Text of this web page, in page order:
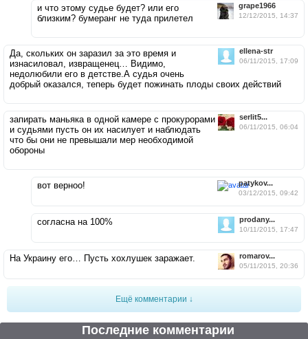
grape1966
12/12/2015, 14:37
и что этому судье будет? или его
близким? бумеранг не туда прилетел
ellena-str
06/11/2015, 17:09
Да, скольких он заразил за это время и
изнасиловал, извращенец… Видимо,
недолюбили его в детстве.А судья очень
добрый оказался, теперь будет пожинать плоды своих действий
serlit5...
06/11/2015, 06:04
запирать маньяка в одной камере с прокурорами
и судьями пусть он их насилует и наблюдать
что бы они не превышали мер необходимой
обороны
patykov...
03/12/2015, 09:42
вот верноо!
prodany...
10/11/2015, 17:47
согласна на 100%
romarov...
05/11/2015, 20:36
На Украину его… Пусть хохлушек заражает.
Ещё комментарии ↓
Последние комментарии